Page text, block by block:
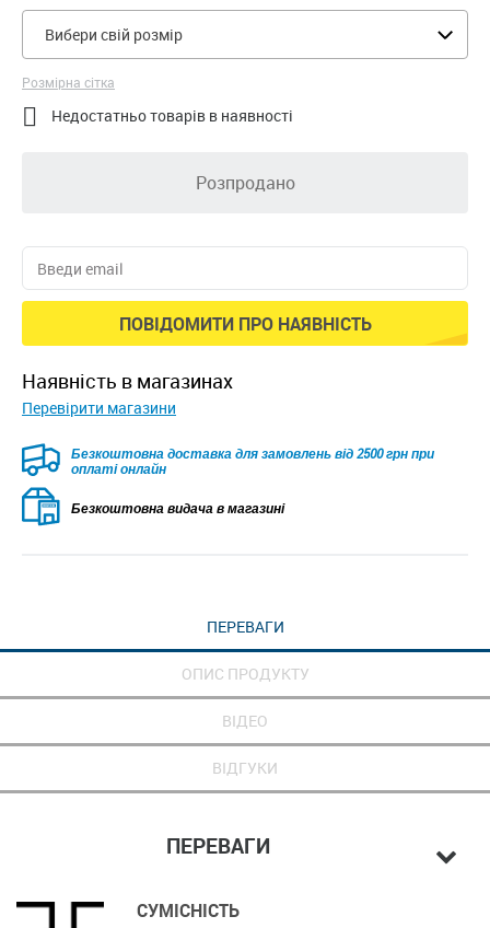
Вибери свій розмір
Розмірна сітка
 Недостатньо товарів в наявності
Розпродано
ПОВІДОМИТИ ПРО НАЯВНІСТЬ
наявність в магазинах
Перевірити магазини
Безкоштовна доставка для замовлень від 2500 грн при
оплаті онлайн
Безкоштовна видача в магазині
ПЕРЕВАГИ
ОПИС ПРОДУКТУ
ВІДЕО
ВІДГУКИ
ПЕРЕВАГИ
СУМІСНІСТЬ